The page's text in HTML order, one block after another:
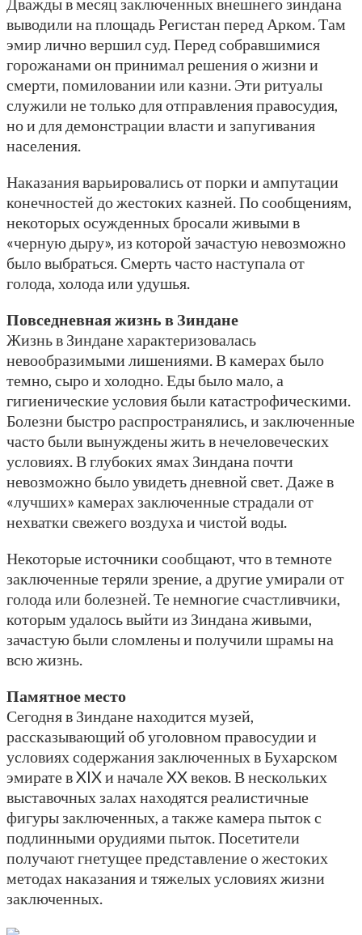
выводили на площадь Регистан перед Арком. Там
эмир лично вершил суд. Перед собравшимися
горожанами он принимал решения о жизни и
смерти, помиловании или казни. Эти ритуалы
служили не только для отправления правосудия,
но и для демонстрации власти и запугивания
населения.
Наказания варьировались от порки и ампутации
конечностей до жестоких казней. По сообщениям,
некоторых осужденных бросали живыми в
«черную дыру», из которой зачастую невозможно
было выбраться. Смерть часто наступала от
голода, холода или удушья.
Повседневная жизнь в Зиндане
Жизнь в Зиндане характеризовалась
невообразимыми лишениями. В камерах было
темно, сыро и холодно. Еды было мало, а
гигиенические условия были катастрофическими.
Болезни быстро распространялись, и заключенные
часто были вынуждены жить в нечеловеческих
условиях. В глубоких ямах Зиндана почти
невозможно было увидеть дневной свет. Даже в
«лучших» камерах заключенные страдали от
нехватки свежего воздуха и чистой воды.
Некоторые источники сообщают, что в темноте
заключенные теряли зрение, а другие умирали от
голода или болезней. Те немногие счастливчики,
которым удалось выйти из Зиндана живыми,
зачастую были сломлены и получили шрамы на
всю жизнь.
Памятное место
Сегодня в Зиндане находится музей,
рассказывающий об уголовном правосудии и
условиях содержания заключенных в Бухарском
эмирате в XIX и начале XX веков. В нескольких
выставочных залах находятся реалистичные
фигуры заключенных, а также камера пыток с
подлинными орудиями пыток. Посетители
получают гнетущее представление о жестоких
методах наказания и тяжелых условиях жизни
заключенных.